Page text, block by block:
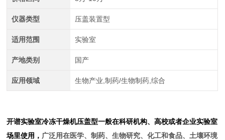
仪器类型 压盖装置型
适用范围 实验室
产地类别 国产
应用领域 生物产业,制药/生物制药,综合
开谱实验室冷冻干燥机压盖型一般在科研机构、高校或者企业实验室
场里使用， 广泛用在医学、制药、生物研究、化工和食品、土壤环境